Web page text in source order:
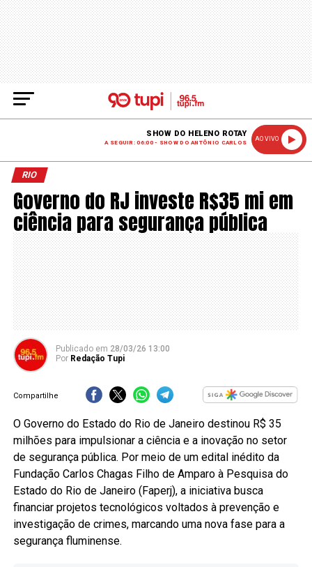
SHOW DO HELENO ROTAY
A SEGUIR: 06:00 - SHOW DO ANTÔNIO CARLOS
AO VIVO
RIO
Governo do RJ investe R$35 mi em
ciência para segurança pública
Publicado em 28/03/26 13:00
Por Redação Tupi
Compartilhe
O Governo do Estado do Rio de Janeiro destinou R$ 35
milhões para impulsionar a ciência e a inovação no setor
de segurança pública. Por meio de um edital inédito da
Fundação Carlos Chagas Filho de Amparo à Pesquisa do
Estado do Rio de Janeiro (Faperj), a iniciativa busca
financiar projetos tecnológicos voltados à prevenção e
investigação de crimes, marcando uma nova fase para a
segurança fluminense.